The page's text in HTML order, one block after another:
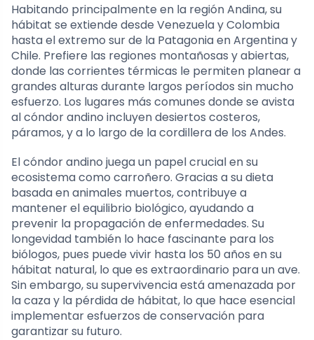
Habitando principalmente en la región Andina, su
hábitat se extiende desde Venezuela y Colombia
hasta el extremo sur de la Patagonia en Argentina y
Chile. Prefiere las regiones montañosas y abiertas,
donde las corrientes térmicas le permiten planear a
grandes alturas durante largos períodos sin mucho
esfuerzo. Los lugares más comunes donde se avista
al cóndor andino incluyen desiertos costeros,
páramos, y a lo largo de la cordillera de los Andes.
El cóndor andino juega un papel crucial en su
ecosistema como carroñero. Gracias a su dieta
basada en animales muertos, contribuye a
mantener el equilibrio biológico, ayudando a
prevenir la propagación de enfermedades. Su
longevidad también lo hace fascinante para los
biólogos, pues puede vivir hasta los 50 años en su
hábitat natural, lo que es extraordinario para un ave.
Sin embargo, su supervivencia está amenazada por
la caza y la pérdida de hábitat, lo que hace esencial
implementar esfuerzos de conservación para
garantizar su futuro.